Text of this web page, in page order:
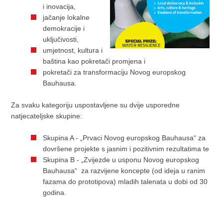
i inovacija,
jačanje lokalne
demokracije i
uključivosti,
umjetnost, kultura i
baština kao pokretači promjena i
pokretači za transformaciju Novog europskog
Bauhausa.
Za svaku kategoriju uspostavljene su dvije usporedne
natjecateljske skupine:
Skupina A - „Prvaci Novog europskog Bauhausa“ za
dovršene projekte s jasnim i pozitivnim rezultatima te
Skupina B - „Zvijezde u usponu Novog europskog
Bauhausa“ za razvijene koncepte (od ideja u ranim
fazama do prototipova) mladih talenata u dobi od 30
godina.